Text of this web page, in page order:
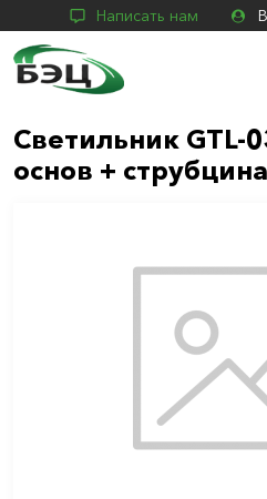
Написать нам
Светильник GTL-
основ +